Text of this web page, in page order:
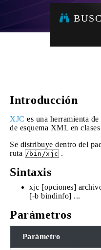
Introducción
XJC es una herramienta
de esquema XML en
Se distribuye dentro del
ruta /bin/xjc .
Sintaxis
xjc [opciones]
[-b bindinfo] ...
Parámetros
Parámetro